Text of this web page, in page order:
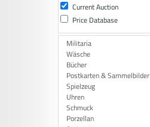
Current Auction
Price Database
Militaria
Wäsche
Bücher
Postkarten & Sammelbilder
Spielzeug
Uhren
Schmuck
Porzellan